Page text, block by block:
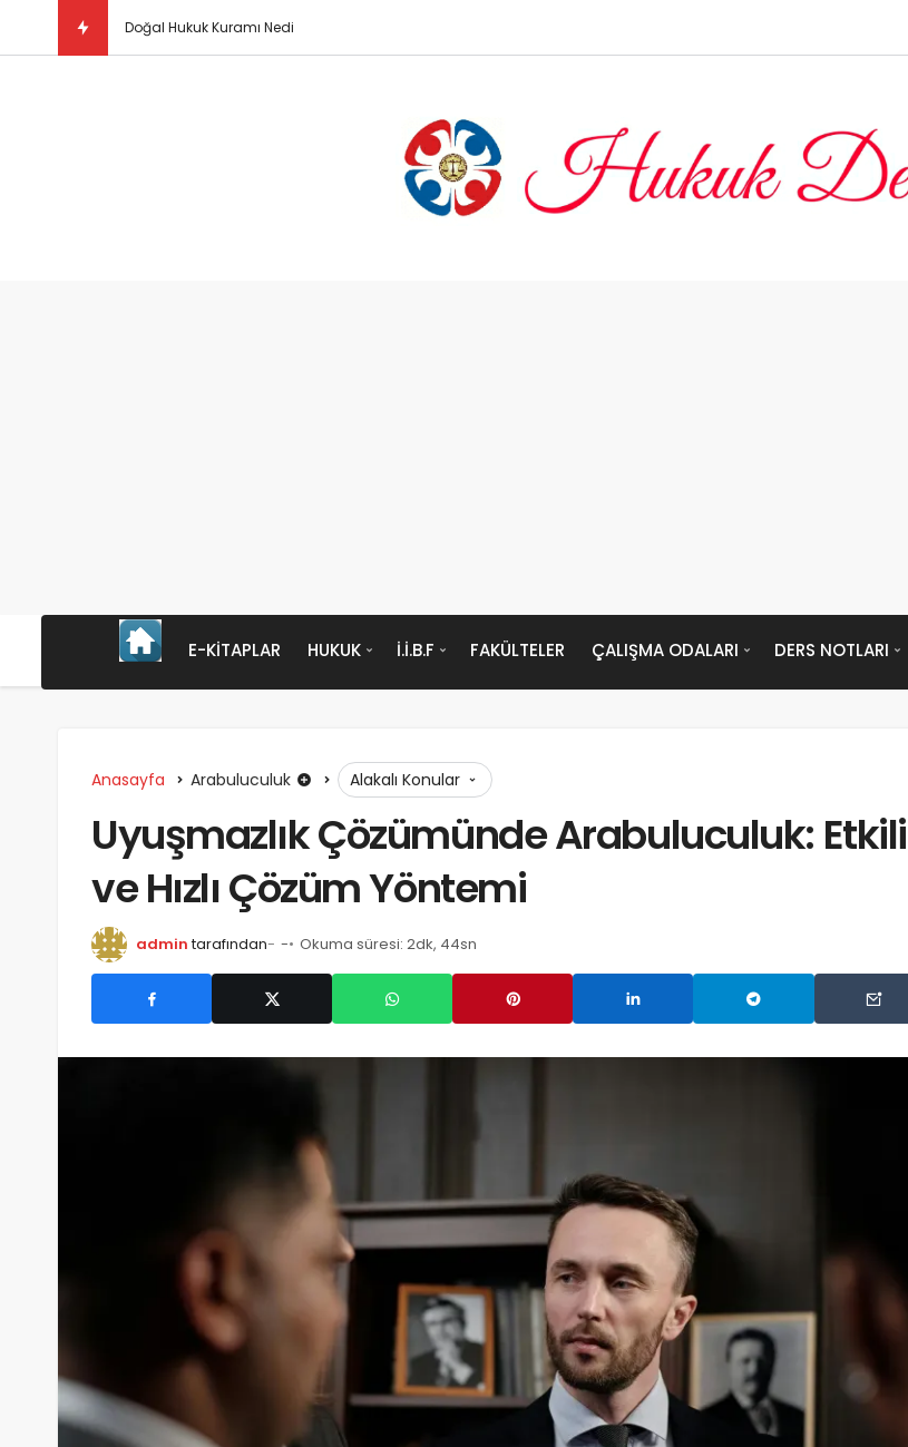
Doğal Hukuk Kuramı Nedir?
E-KITAPLAR HUKUK İ.İ.B.F FAKÜLTELER ÇALIŞMA ODALARI DERS NOTLARI
Anasayfa Arabuluculuk Alakalı Konular
Uyuşmazlık Çözümünde Arabuluculuk: Etkili
ve Hızlı Çözüm Yöntemi
admin tarafından - Okuma süresi: 2dk, 44sn